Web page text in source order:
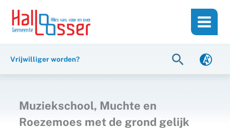
inhoud
naar
Vrijwilliger worden? Zoeken
Muziekschool, Muchte en
Roezemoes met de grond gelijk